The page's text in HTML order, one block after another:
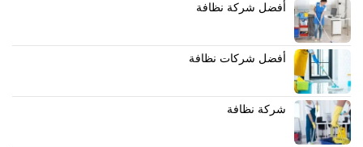
أفضل شركة نظافة
أفضل شركات نظافة
شركة نظافة